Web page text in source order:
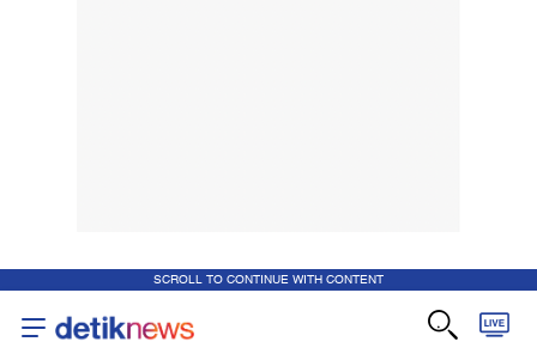
SCROLL TO CONTINUE WITH CONTENT